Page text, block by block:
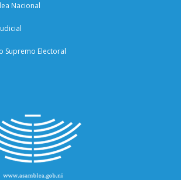
Nacional
Supremo Electoral